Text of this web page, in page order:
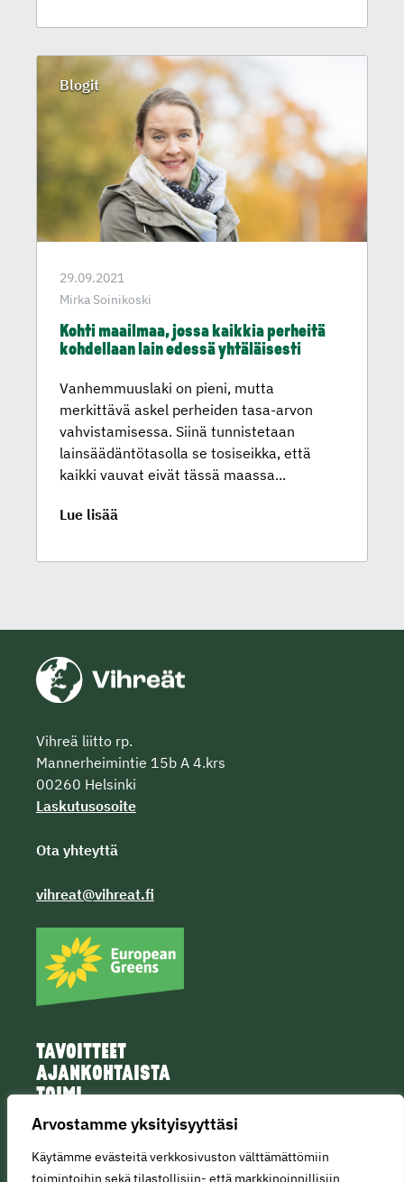
Arvostamme yksityisyyttäsi
Käytämme evästeitä verkkosivuston välttämättömiin
toimintoihin sekä tilastollisiin- että markkinoinnillisiin
29.09.2021
Mirka Soinikoski
Kohti maailmaa, jossa kaikkia perheitä
kohdellaan lain edessä yhtäläi­sesti
Vanhemmuuslaki on pieni, mutta
merkittävä askel perheiden tasa-arvon
vahvistamisessa. Siinä tunnistetaan
lainsäädäntötasolla se tosiseikka, että
kaikki vauvat eivät tässä maassa...
Lue lisää
Blogit
Vihreä liitto rp.
Mannerheimintie 15b A 4.krs
00260 Helsinki
Laskutusosoite
Ota yhteyttä
vihreat@vihreat.fi
TAVOITTEET
AJANKOHTAISTA
TOIMI
IHMISET